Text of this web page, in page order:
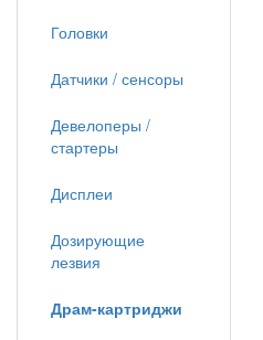
Головки
Датчики / сенсоры
Девелоперы /
стартеры
Дисплеи
Дозирующие
лезвия
Драм-картриджи